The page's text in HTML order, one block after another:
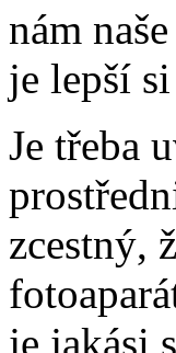
nám
je lepší
Je třeba
zcestný,
je jakási